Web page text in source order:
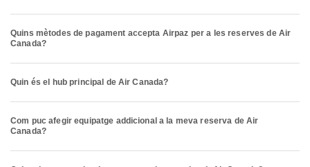
Quins mètodes de pagament accepta Airpaz per a les reserves de Air
Canada?
Quin és el hub principal de Air Canada?
Com puc afegir equipatge addicional a la meva reserva de Air
Canada?